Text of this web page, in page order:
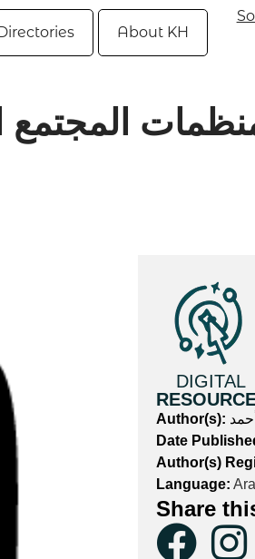
About KH
المجتمع
DIGITAL
Author(s):
Date
Author(s)
Language:
Share